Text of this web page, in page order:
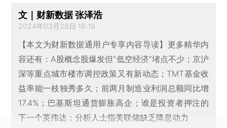
文｜财新数据 张泽浩
2024年03月28日 18:19
【本文为财新数据通用户专享内容导读】更多精华内
容还有：A股概念股爆发但“低空经济”堵点不少；京沪
深等重点城市楼市调控政策又有新动态；TMT基金收
益率能一枝独秀多久；前两月制造业利润总额同比增
17.4%；巴基斯坦通货膨胀高企；谁是投资者押注的
下一个英伟达；分析人士指美联储缺乏降息动力